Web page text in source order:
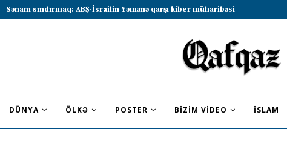
Lavrov Suriya prezidentini Rusiya–Ərəb sammitində iştirak etməyə dəvət...
DÜNYA ÖLKƏ POSTER BIZIM VIDEO İSLAM